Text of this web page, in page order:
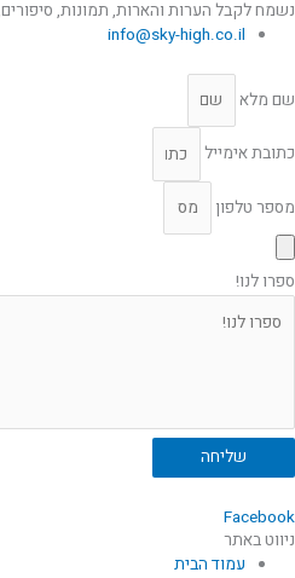
נשמח לקבל הערות והארות, תמונות,
info@sky-high.co.il
שם מלא
כתובת אימייל
מספר טלפון
ספרו לנו!
שליחה
Facebook
ניווט באתר
עמוד הבית